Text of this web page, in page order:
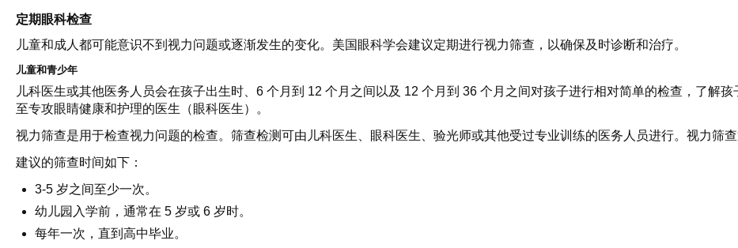
定期眼科检查
儿童和成人都可能意识不到视力问题或逐渐发生的变化。美国眼科学会建议定期进行视力筛查，以确保及时诊断和治疗。
儿童和青少年
儿科医生或其他医务人员会在孩子出生时、6 个月到 12 个月之间以及 12 个月到 36 个月之间对孩子进行相对简单的检查，了解
至专攻眼睛健康和护理的医生（眼科医生）。
视力筛查是用于检查视力问题的检查。筛查检测可由儿科医生、眼科医生、验光师或其他受过专业训练的医务人员进行。视力筛查
建议的筛查时间如下：
3-5 岁之间至少一次。
幼儿园入学前，通常在 5 岁或 6 岁时。
每年一次，直到高中毕业。